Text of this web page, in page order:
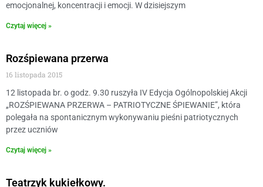
emocjonalnej, koncentracji i emocji. W dzisiejszym
Czytaj więcej »
Rozśpiewana przerwa
16 listopada 2015
12 listopada br. o godz. 9.30 ruszyła IV Edycja Ogólnopolskiej Akcji
„ROZŚPIEWANA PRZERWA – PATRIOTYCZNE ŚPIEWANIE”, która
polegała na spontanicznym wykonywaniu pieśni patriotycznych
przez uczniów
Czytaj więcej »
Teatrzyk kukiełkowy.